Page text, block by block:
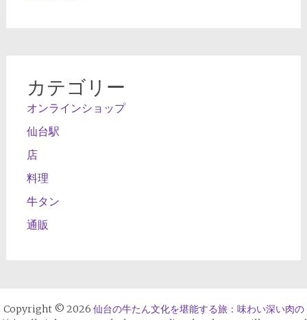
カテゴリー
オンラインショップ
仙台駅
店
料理
牛タン
通販
Copyright © 2026 仙台の牛たん文化を堪能する旅：味わい深い肉の